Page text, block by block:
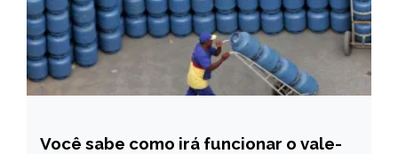
BRASIL
Você sabe como irá funcionar o vale-